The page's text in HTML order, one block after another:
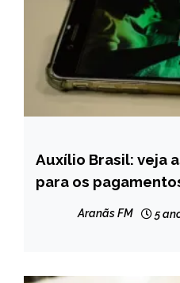
BRASIL
NOTÍCIAS
Auxílio Brasil: veja
para os
Aranãs FM 5